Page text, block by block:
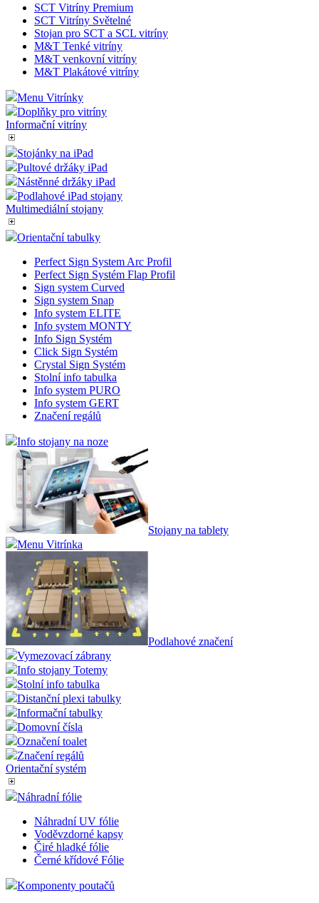
SCT Vitríny Premium
SCT Vitríny Světelné
Stojan pro SCT a SCL vitríny
M&T Tenké vitríny
M&T venkovní vitríny
M&T Plakátové vitríny
Menu Vitrínky
Doplňky pro vitríny
Informační vitríny
Stojánky na iPad
Pultové držáky iPad
Nástěnné držáky iPad
Podlahové iPad stojany
Multimediální stojany
Orientační tabulky
Perfect Sign System Arc Profil
Perfect Sign Systém Flap Profil
Sign system Curved
Sign system Snap
Info system ELITE
Info system MONTY
Info Sign Systém
Click Sign Systém
Crystal Sign Systém
Stolní info tabulka
Info system PURO
Info system GERT
Značení regálů
Info stojany na noze
Stojany na tablety
Menu Vitrínka
Podlahové značení
Vymezovací zábrany
Info stojany Totemy
Stolní info tabulka
Distanční plexi tabulky
Informační tabulky
Domovní čísla
Označení toalet
Značení regálů
Orientační systém
Náhradní fólie
Náhradní UV fólie
Voděvzdorné kapsy
Čiré hladké fólie
Černé křídové Fólie
Komponenty poutačů